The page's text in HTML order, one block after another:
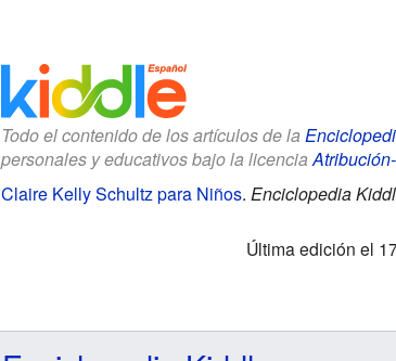
Todo el contenido de los artículos de la
personales y educativos bajo la licencia
Claire Kelly Schultz para Niños. Enciclopedia
Última edición el